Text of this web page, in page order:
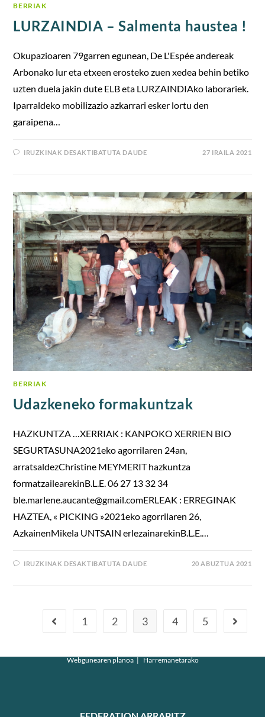
BERRIAK
LURZAINDIA – Salmenta haustea !
Okupazioaren 79garren egunean, De L'Espée andereak
Arbonako lur eta etxeen erosteko zuen xedea behin betiko
uzten duela jakin dute ELB eta LURZAINDIAko laborariek.
Iparraldeko mobilizazio azkarrari esker lortu den
garaipena…
IRUZKINAK DESAKTIBATUTA DAUDE 27 IRAILA 2021
BERRIAK
Udazkeneko formakuntzak
HAZKUNTZA …XERRIAK : KANPOKO XERRIEN BIO
SEGURTASUNA2021eko agorrilaren 24an,
arratsaldezChristine MEYMERIT hazkuntza
formatzailearekinB.L.E. 06 27 13 32 34
ble.marlene.aucante@gmail.comERLEAK : ERREGINAK
HAZTEA, « PICKING »2021eko agorrilaren 26,
AzkainenMikela UNTSAIN erlezainarekinB.L.E.…
IRUZKINAK DESAKTIBATUTA DAUDE 20 ABUZTUA 2021
1 2 3 4 5
Webgunearen planoa Harremanetarako